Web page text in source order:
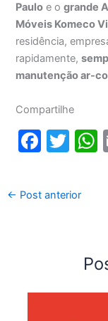
Paulo e ogrande
Móveis Komeco
residência,
rapidamente,
manutenção ar-
Compartilhe
F
c
e
k
T
itt
er
← Post anterior